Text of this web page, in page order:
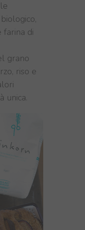
farina di
grano
riso e
unica.